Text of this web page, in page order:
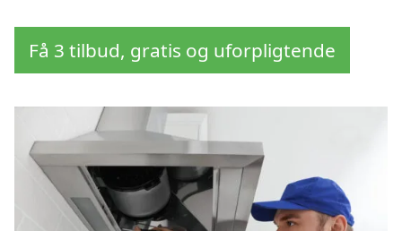
Få 3 tilbud, gratis og uforpligtende